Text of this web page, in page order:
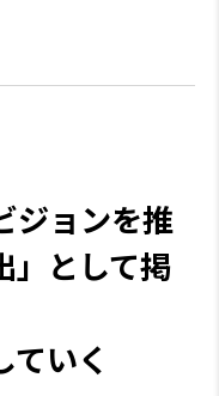
ジョンを推
」として掲
ていく